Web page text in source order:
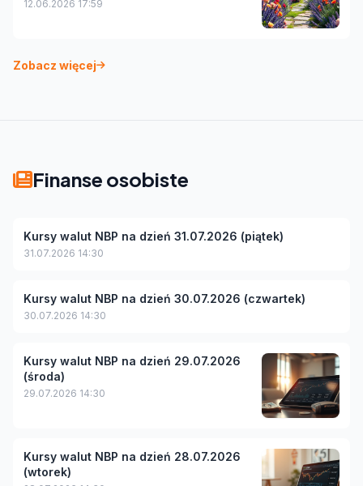
12.06.2026 17:59
Zobacz więcej
Finanse osobiste
Kursy walut NBP na dzień 31.07.2026 (piątek)
31.07.2026 14:30
Kursy walut NBP na dzień 30.07.2026 (czwartek)
30.07.2026 14:30
Kursy walut NBP na dzień 29.07.2026
(środa)
29.07.2026 14:30
Kursy walut NBP na dzień 28.07.2026
(wtorek)